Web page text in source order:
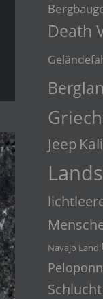
Death
Jeep
Navajo Land
Schlucht